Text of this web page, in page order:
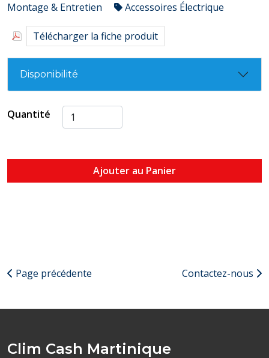
Montage & Entretien
Accessoires Électrique
Télécharger la fiche produit
Disponibilité
Quantité
Ajouter au Panier
Page précédente Contactez-nous
Clim Cash Martinique